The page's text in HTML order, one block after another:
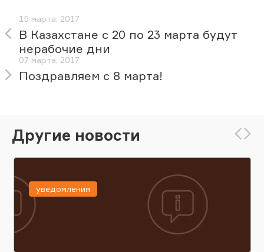
15 марта, 2017
В Казахстане с 20 по 23 марта будут
нерабочие дни
07 марта, 2017
Поздравляем с 8 марта!
Другие новости
уведомления